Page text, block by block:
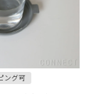
ング可